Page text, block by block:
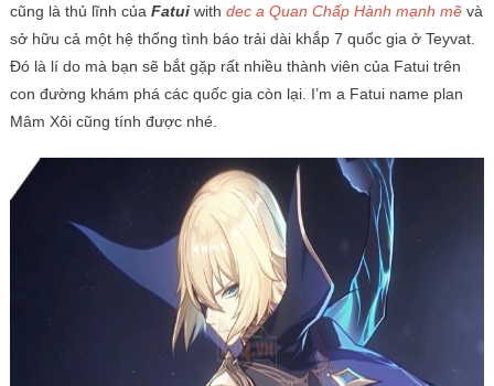
cũng là thủ lĩnh của Fatui with dec a Quan Chấp Hành mạnh mẽ và
sở hữu cả một hệ thống tình báo trải dài khắp 7 quốc gia ở Teyvat.
Đó là lí do mà bạn sẽ bắt gặp rất nhiều thành viên của Fatui trên
con đường khám phá các quốc gia còn lại. I’m a Fatui name plan
Mâm Xôi cũng tính được nhé.